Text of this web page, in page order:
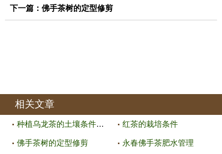
下一篇： 佛手茶树的定型修剪
相关文章
种植乌龙茶的土壤条件及气候条件 红茶的栽培条件
佛手茶树的定型修剪 永春佛手茶肥水管理